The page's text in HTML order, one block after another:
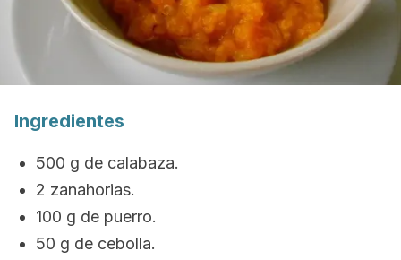
Ingredientes
500 g de calabaza.
2 zanahorias.
100 g de puerro.
50 g de cebolla.